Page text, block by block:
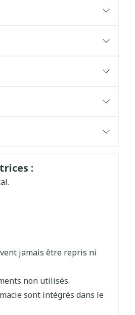
:
jamais être repris ni
non utilisés.
sont intégrés dans le